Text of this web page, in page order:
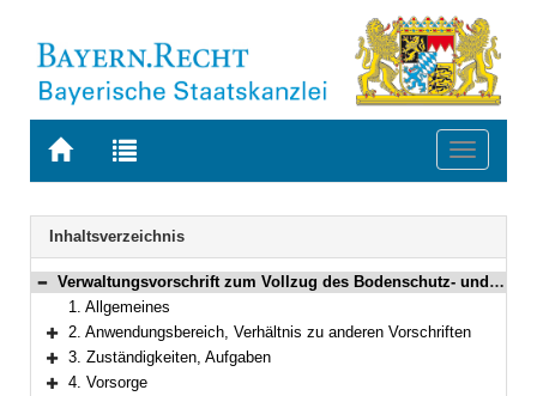
Zur
BAYERN.RECHT
Zur
letzten
Suche
Toggle
Navigation
Inhaltsverzeichnis
Bereich reduzieren
Verwaltungsvorschrift zum Vollzug des Bodenschutz- und Altlastenrechts in Bayern
1. Allgemeines
Bereich erweitern
2. Anwendungsbereich, Verhältnis zu anderen Vorschriften
Bereich erweitern
3. Zuständigkeiten, Aufgaben
4. Vorsorge